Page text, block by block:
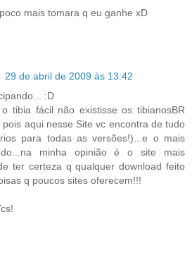
mais tomara q eu ganhe xD
29 de abril de 2009 às 13:42
:D
tibia fácil não existisse os tibianosBR
aqui nesse Site vc encontra de tudo
para todas as versões!)...e o mais
minha opinião é o site mais
ter certeza q qualquer download feito
q poucos sites oferecem!!!